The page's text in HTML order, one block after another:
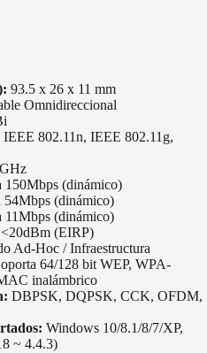
93.5 x 26 x 11 mm
Omnidireccional
IEEE 802.11n, IEEE 802.11g,
150Mbps (dinámico)
54Mbps (dinámico)
11Mbps (dinámico)
<20dBm (EIRP)
Ad-Hoc / Infraestructura
64/128 bit WEP, WPA-
inalámbrico
DBPSK, DQPSK, CCK, OFDM,
Windows 10/8.1/8/7/XP,
~ 4.4.3)